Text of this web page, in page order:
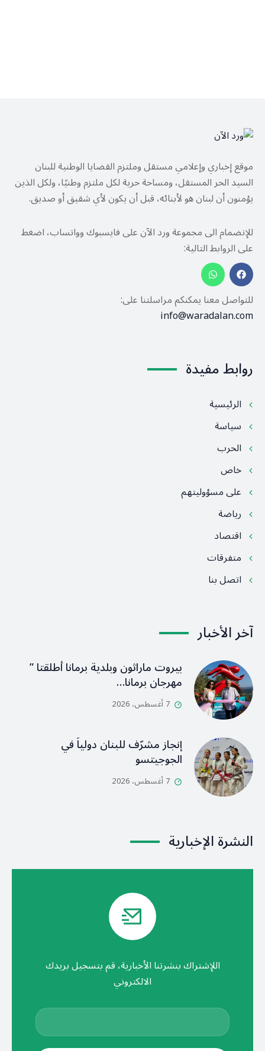
موقع إخباري وإعلامي مستقل وملتزم القضايا الوطنية للبنان
السيد الحر المستقل، ومساحة حرية لكل ملتزم وطنيًا، ولكل الذين
يؤمنون أن لبنان هو لأبنائه، قبل أن يكون لأي شقيق أو صديق.
للإنضمام الى مجموعة ورد الآن على فايسبوك وواتساب، اضغط
على الروابط التالية:
للتواصل معنا يمكنكم مراسلتنا على:
info@waradalan.com
روابط مفيدة
الرئيسية
سياسة
الحرب
خاص
على مسؤوليتهم
رياضة
اقتصاد
متفرقات
اتصل بنا
آخر الأخبار
بيروت ماراثون وبلدية برمانا أطلقتا ”
مهرجان برمانا…
7 أغسطس، 2026
إنجاز مشرّف للبنان دولياً في
الجوجيتسو
7 أغسطس، 2026
النشرة الإخبارية
اللإشتراك بنشرتنا الأخبارية، قم بتسجيل بريدك
الالكتروني